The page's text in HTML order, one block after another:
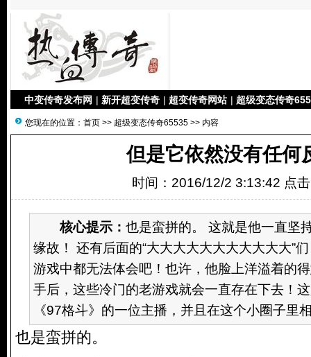
中变传奇发布网 | 新开超变传奇 | 超变传奇网站 | 超级变态传奇
您现在的位置： 首页 >> 超级变态传奇65535 >> 内容
但是它依然没有任何
时间：2016/12/2 3:13:42 点
核心提示： 也是蛮拼的。 这就是他一直坚
缘故！ 还有后面的“大大大大大大大大大大大”
游戏中都无法体会吧！也许，他脸上洋溢着的
手后，这些冷门的老游戏就会一直存在下去！
《97格斗》的一位主播，并且在这个小圈子里
也是蛮拼的。